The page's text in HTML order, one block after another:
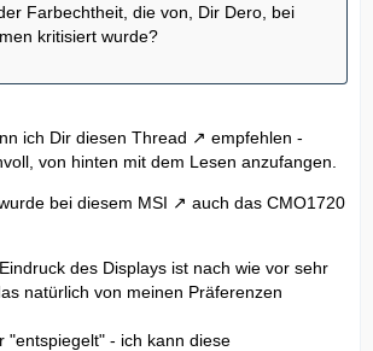
Farbechtheit, die von, Dir Dero, bei
kritisiert wurde?
ich Dir diesen Thread
empfehlen -
von hinten mit dem Lesen anzufangen.
bei diesem MSI
auch das CMO1720
des Displays ist nach wie vor sehr
natürlich von meinen Präferenzen
"entspiegelt" - ich kann diese